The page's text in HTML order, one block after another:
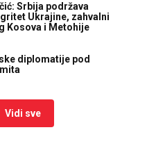
Srbija podržava
Ukrajine, zahvalni
Kosova i Metohije
diplomatije pod
Vidi sve